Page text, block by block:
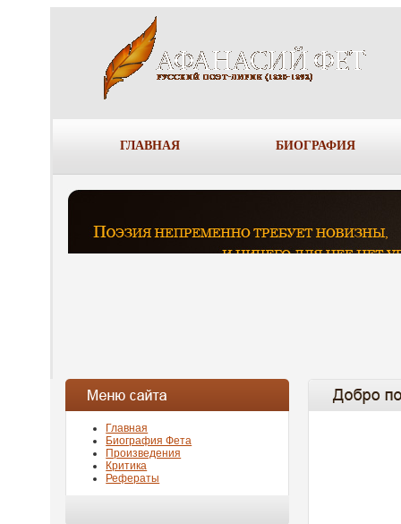
ГЛАВНАЯ БИОГРАФИЯ
Главная
Биография Фета
Произведения
Критика
Рефераты